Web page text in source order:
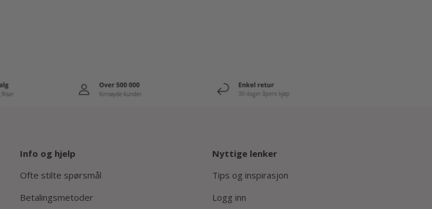
Info og hjelp
Ofte stilte spørsmål
Betalingsmetoder
Nyttige lenker
Tips og inspirasjon
Logg inn